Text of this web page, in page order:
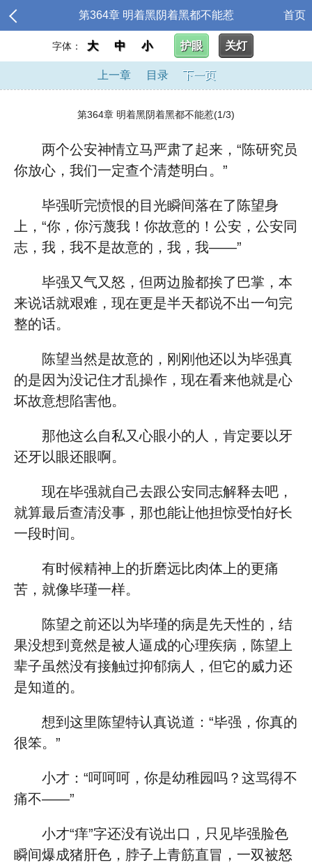
第364章 明着黑阴着黑都不能惹 首页
字体： 大 中 小 护眼 关灯
上一章 目录 下一页
第364章 明着黑阴着黑都不能惹(1/3)
两个公安神情立马严肃了起来，“陈研究员
你放心，我们一定查个清楚明白。”
毕强听完愤恨的目光瞬间落在了陈望身
上，“你，你污蔑我！你故意的！公安，公安同
志，我，我不是故意的，我，我——”
毕强又气又怒，但两边脸都挨了巴掌，本
来说话就艰难，现在更是半天都说不出一句完
整的话。
陈望当然是故意的，刚刚他还以为毕强真
的是因为没记住才乱操作，现在看来他就是心
坏故意想陷害他。
那他这么自私又心眼小的人，肯定要以牙
还牙以眼还眼啊。
现在毕强就自己去跟公安同志解释去吧，
就算最后查清没事，那也能让他担惊受怕好长
一段时间。
有时候精神上的折磨远比肉体上的更痛
苦，就像毕瑾一样。
陈望之前还以为毕瑾的病是先天性的，结
果没想到竟然是被人逼成的心理疾病，陈望上
辈子虽然没有接触过抑郁病人，但它的威力还
是知道的。
想到这里陈望特认真说道：“毕强，你真的
很笨。”
小才：“呵呵呵，你是幼稚园吗？这骂得不
痛不——”
小才“痒”字还没有说出口，只见毕强脸色
瞬间爆成猪肝色，脖子上青筋直冒，一双被怒